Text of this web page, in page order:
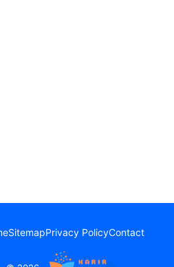
SitemapPrivacy PolicyContact